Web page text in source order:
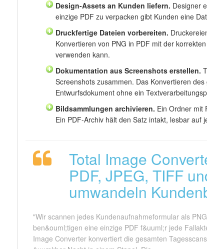
Design-Assets an Kunden liefern. Designer
einzige PDF zu verpacken gibt Kunden eine
Druckfertige Dateien vorbereiten.
Konvertieren von PNG in PDF mit der
verwenden kann.
Dokumentation aus Screenshots erstellen.
Screenshots zusammen. Das Konvertieren
Entwurfsdokument ohne ein
Bildsammlungen archivieren. Ein Ordner mit
Ein PDF-Archiv hält den Satz intakt, lesbar auf
Total Image
PDF, JPEG, TIFF
umwandeln
"Wir scannen jedes Kundenaufnahmeformular als
ben&ouml;tigen eine einzige PDF f&uuml;r jede
Image Converter konvertiert die gesamten Tagesscans